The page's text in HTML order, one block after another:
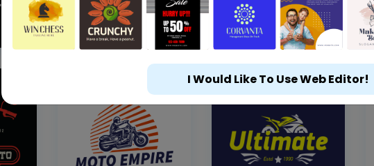
I Would Like To Use Web Editor!